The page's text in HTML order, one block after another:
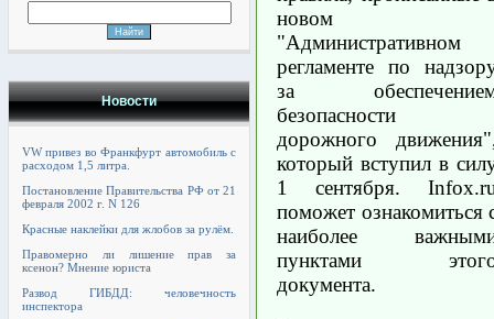
Новости
VW привез во Франкфурт автомобиль с
расходом 1,5 литра.
Постановление Правительства РФ от 21
февраля 2002 г. N 126
Красные наклейки для жлобов за рулём.
Правомерно ли лишение прав за
ксенон? Мнение юриста
Развод ГИБДД: человечность
инспектора
новом
"Административном
регламенте по
за
безопасности
дорожного
который вступил в
1 сентября.
поможет ознакомиться
наиболее
пунктами
документа.